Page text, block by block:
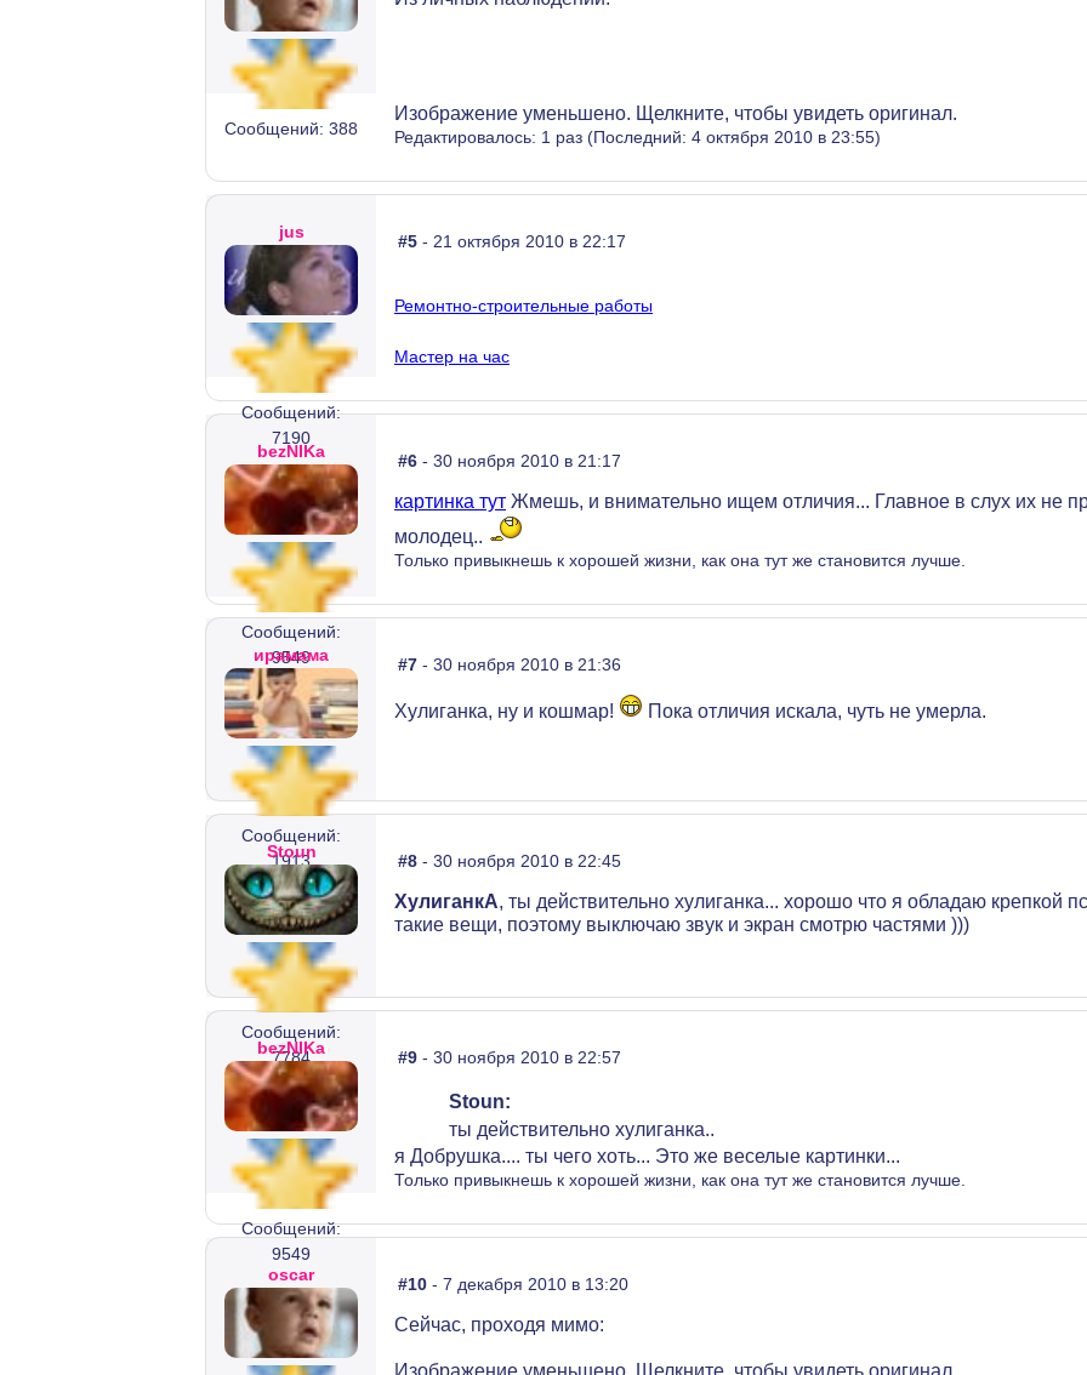
Сообщений: 388
Изображение уменьшено. Щелкните, чтобы увидеть оригинал.
Редактировалось: 1 раз (Последний: 4 октября 2010 в 23:55)
jus
Сообщений:
7190
#5 - 21 октября 2010 в 22:17
Ремонтно-строительные работы
Мастер на час
bezNIKа
Сообщений:
9549
#6 - 30 ноября 2010 в 21:17
картинка тут Жмешь, и внимательно ищем отличия... Главное в слух их не
молодец..
Только привыкнешь к хорошей жизни, как она тут же становится лучше.
ирамама
Сообщений:
1913
#7 - 30 ноября 2010 в 21:36
Хулиганка, ну и кошмар! Пока отличия искала, чуть не умерла.
Stoun
Сообщений:
7784
#8 - 30 ноября 2010 в 22:45
ХулиганкА, ты действительно хулиганка... хорошо что я обладаю крепкой
такие вещи, поэтому выключаю звук и экран смотрю частями )))
bezNIKа
Сообщений:
9549
#9 - 30 ноября 2010 в 22:57
Stoun:
ты действительно хулиганка..
я Добрушка.... ты чего хоть... Это же веселые картинки...
Только привыкнешь к хорошей жизни, как она тут же становится лучше.
oscar #10 - 7 декабря 2010 в 13:20
Сейчас, проходя мимо:
Изображение уменьшено. Щелкните, чтобы увидеть оригинал.